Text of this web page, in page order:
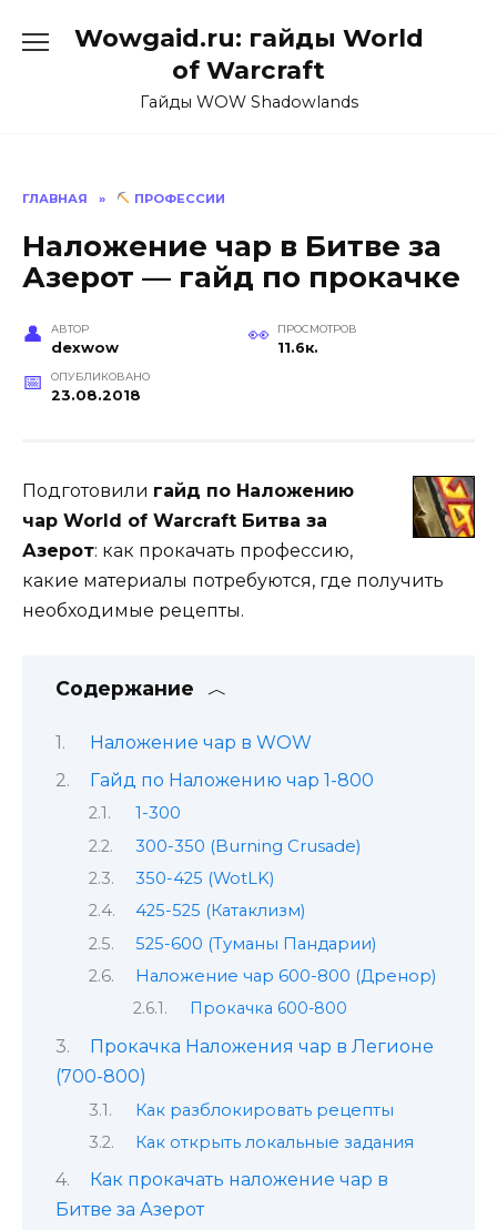
Wowgaid.ru: гайды World
of Warcraft
Гайды WOW Shadowlands
ГЛАВНАЯ » ПРОФЕССИИ
Наложение чар в Битве за
Азерот — гайд по прокачке
АВТОР
dexwow
ПРОСМОТРОВ
11.6к.
ОПУБЛИКОВАНО
23.08.2018
Подготовили гайд по Наложению
чар World of Warcraft Битва за
Азерот: как прокачать профессию,
какие материалы потребуются, где получить
необходимые рецепты.
Содержание
Наложение чар в WOW
Гайд по Наложению чар 1-800
1-300
300-350 (Burning Crusade)
350-425 (WotLK)
425-525 (Катаклизм)
525-600 (Туманы Пандарии)
Наложение чар 600-800 (Дренор)
Прокачка 600-800
Прокачка Наложения чар в Легионе
(700-800)
Как разблокировать рецепты
Как открыть локальные задания
Как прокачать наложение чар в
Битве за Азерот